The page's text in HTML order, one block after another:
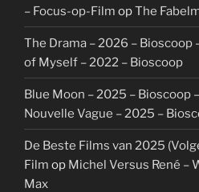
– Focus-op-Film opThe
The Drama – 2026 – Bioscoop
of Myself – 2022 – Bioscoop
Blue Moon – 2025 – Bioscoop
Nouvelle Vague – 2025 –
De Beste Films van 2025
Film op Michel Versus René –
Max